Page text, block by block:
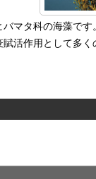
マタ科の海藻です。
活作用として多く